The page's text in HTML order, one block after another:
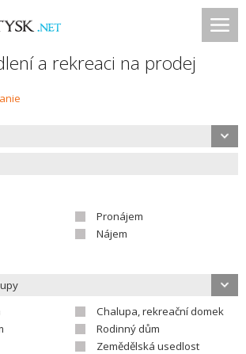
a rekreaci na prodej
Pronájem
Nájem
Chalupa, rekreační domek
Rodinný dům
Zemědělská usedlost